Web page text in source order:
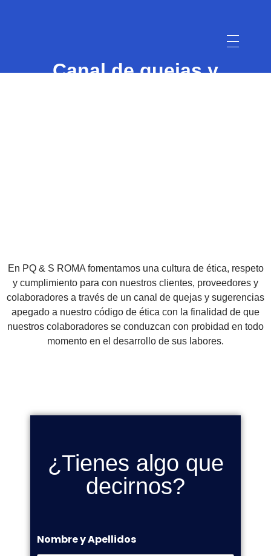
Canal de quejas y
En PQ & S ROMA fomentamos una cultura de ética, respeto
y cumplimiento para con nuestros clientes, proveedores y
colaboradores a través de un canal de quejas y sugerencias
apegado a nuestro código de ética con la finalidad de que
nuestros colaboradores se conduzcan con probidad en todo
momento en el desarrollo de sus labores.
¿Tienes algo que
decirnos?
Nombre y Apellidos